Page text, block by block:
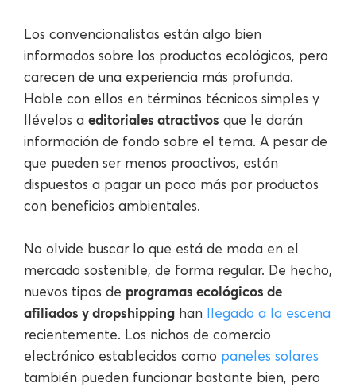
Los convencionalistas están algo bien
informados sobre los productos ecológicos, pero
carecen de una experiencia más profunda.
Hable con ellos en términos técnicos simples y
llévelos a editoriales atractivos que le darán
información de fondo sobre el tema. A pesar de
que pueden ser menos proactivos, están
dispuestos a pagar un poco más por productos
con beneficios ambientales.
No olvide buscar lo que está de moda en el
mercado sostenible, de forma regular. De hecho,
nuevos tipos de programas ecológicos de
afiliados y dropshipping han llegado a la escena
recientemente. Los nichos de comercio
electrónico establecidos como paneles solares
también pueden funcionar bastante bien, pero